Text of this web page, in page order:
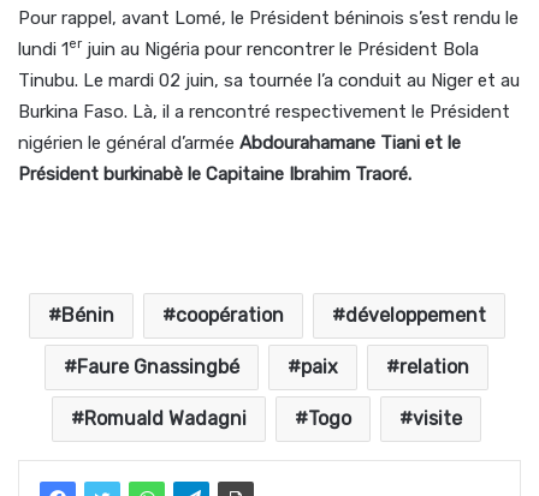
Pour rappel, avant Lomé, le Président béninois s’est rendu le
lundi 1erjuin au Nigéria pour rencontrer le Président Bola
Tinubu. Le mardi 02 juin, sa tournée l’a conduit au Niger et au
Burkina Faso. Là, il a rencontré respectivement le Président
nigérien le général d’armée Abdourahamane Tiani et le
Président burkinabè le Capitaine Ibrahim Traoré.
Bénin coopération développement
Faure Gnassingbé paix relation
Romuald Wadagni Togo visite